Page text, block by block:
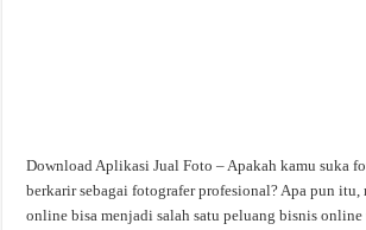
Download Aplikasi Jual Foto – Apakah kamu suka
berkarir sebagai fotografer profesional? Apa pun itu,
online bisa menjadi salah satu peluang bisnis